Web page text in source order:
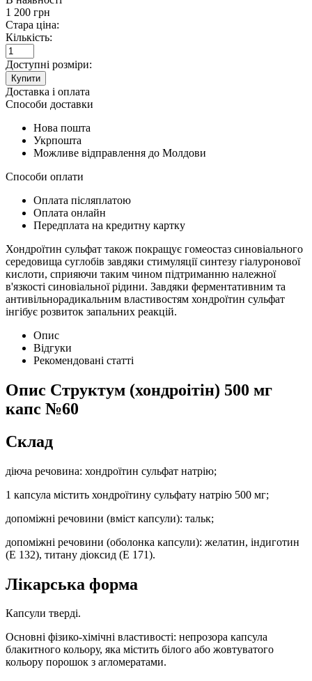
1 200 грн
Стара ціна:
Кількість:
Доступні розміри:
Купити
Доставка і оплата
Способи доставки
Нова пошта
Укрпошта
Можливе відправлення до Молдови
Способи оплати
Оплата післяплатою
Оплата онлайн
Передплата на кредитну картку
Хондроїтин сульфат також покращує гомеостаз синовіального
середовища суглобів завдяки стимуляції синтезу гіалуронової
кислоти, сприяючи таким чином підтриманню належної
в'язкості синовіальної рідини. Завдяки ферментативним та
антивільнорадикальним властивостям хондроїтин сульфат
інгібує розвиток запальних реакцій.
Опис
Відгуки
Рекомендовані статті
Опис Структум (хондроітін) 500 мг
капс №60
Склад
діюча речовина: хондроїтин сульфат натрію;
1 капсула містить хондроїтину сульфату натрію 500 мг;
допоміжні речовини (вміст капсули): тальк;
допоміжні речовини (оболонка капсули): желатин, індиготин
(Е 132), титану діоксид (Е 171).
Лікарська форма
Капсули тверді.
Основні фізико-хімічні властивості: непрозора капсула
блакитного кольору, яка містить білого або жовтуватого
кольору порошок з агломератами.